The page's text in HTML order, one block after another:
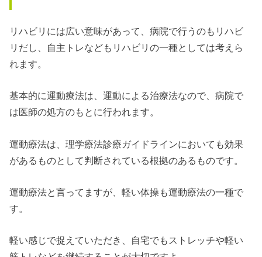
リハビリには広い意味があって、病院で行うのもリハビ
リだし、自主トレなどもリハビリの一種としては考えら
れます。
基本的に運動療法は、運動による治療法なので、病院で
は医師の処方のもとに行われます。
運動療法は、理学療法診療ガイドラインにおいても効果
があるものとして判断されている根拠のあるものです。
運動療法と言ってますが、軽い体操も運動療法の一種で
す。
軽い感じで捉えていただき、自宅でもストレッチや軽い